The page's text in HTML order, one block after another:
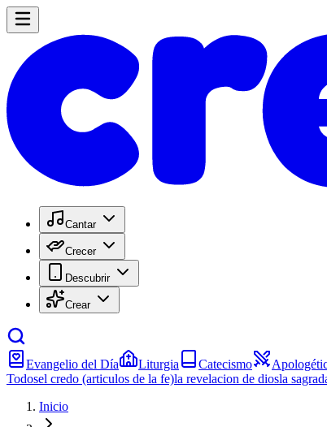
Cantar
Crecer
Descubrir
Crear
Evangelio del Día Liturgia Catecismo
Todosel credo (articulos de la fe)la revelacion de diosla
Inicio